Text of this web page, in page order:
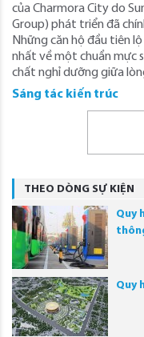
của Charmora City do
Group) phát triển đã
Những căn hộ đầu tiên
nhất về một chuẩn mực
chất nghỉ dưỡng giữa
Sáng tác kiến trúc
THEO DÒNG SỰ KIỆN
Quy
Quy